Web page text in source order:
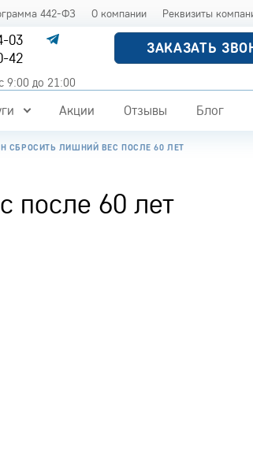
442-ФЗ О компании Реквизиты
03
42
9:00 до 21:00
ЗАКАЗАТЬ
Акции Отзывы Блог
СБРОСИТЬ ЛИШНИЙ ВЕС ПОСЛЕ 60 ЛЕТ
после 60 лет